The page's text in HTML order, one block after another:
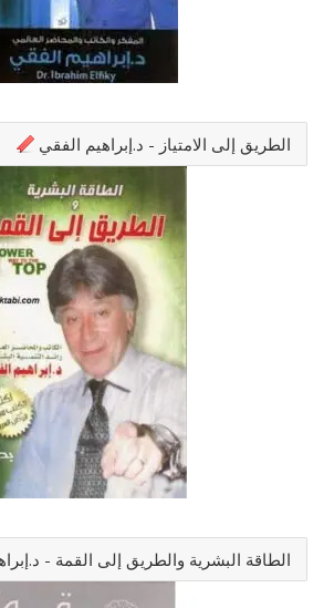
الطريق إلى الامتياز - د.إبراهيم الفقي
الطاقة البشرية والطريق إلى القمة -